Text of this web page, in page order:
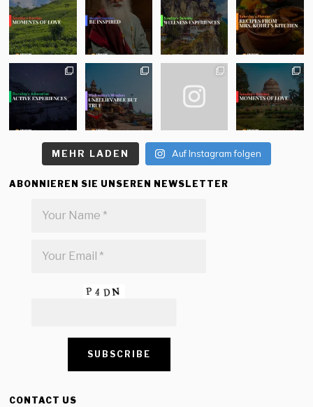
MEHR LADEN Auf Instagram folgen
ABONNIEREN SIE UNSEREN NEWSLETTER
CONTACT US